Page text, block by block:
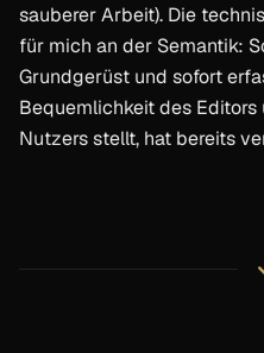
sauberer Arbeit). Die
für mich an der Semantik:
Grundgerüst und sofort
Bequemlichkeit des
Nutzers stellt, hat bereits